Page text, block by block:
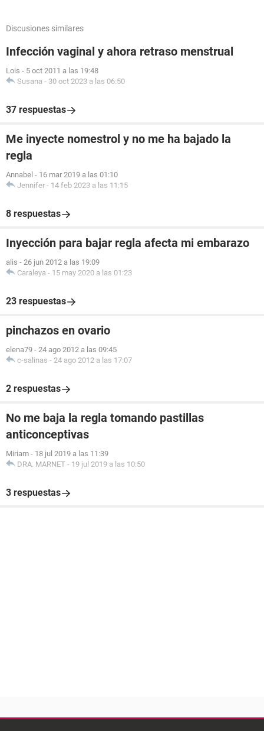
Discusiones similares
Infección vaginal y ahora retraso menstrual
Lois - 5 oct 2011 a las 19:48
Susana - 30 oct 2023 a las 06:50
37 respuestas
Me inyecte nomestrol y no me ha bajado la
regla
Annabel - 16 mar 2019 a las 01:10
Jennifer - 14 feb 2023 a las 11:15
8 respuestas
Inyección para bajar regla afecta mi embarazo
alis - 26 jun 2012 a las 19:09
Caraleya - 15 may 2020 a las 01:23
23 respuestas
pinchazos en ovario
elena79 - 24 ago 2012 a las 09:45
c-salinas - 24 ago 2012 a las 17:07
2 respuestas
No me baja la regla tomando pastillas
anticonceptivas
Miriam - 18 jul 2019 a las 11:39
DRA. MARNET - 19 jul 2019 a las 10:50
3 respuestas